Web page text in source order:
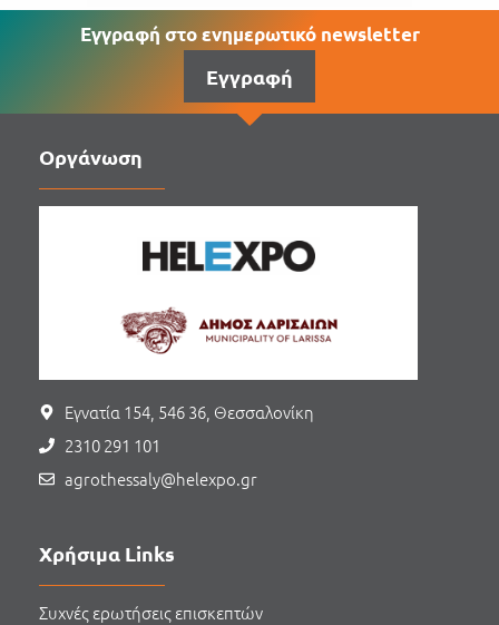
Εγγραφή στο ενημερωτικό newsletter
Εγγραφή
Οργάνωση
Εγνατία 154, 546 36, Θεσσαλονίκη
2310 291 101
agrothessaly@helexpo.gr
Χρήσιμα Links
Συχνές ερωτήσεις επισκεπτών